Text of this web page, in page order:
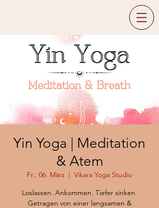
Yin Yoga | Meditation
& Atem
Fr., 06. März
  |
Vikara Yoga Studio
Loslassen. Ankommen. Tiefer sinken.
Getragen von einer langsamen &